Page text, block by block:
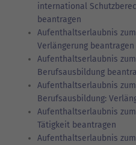
international
beantragen
Aufenthaltserlaubnis
Verlängerung beantragen
Aufenthaltserlaubnis
Berufsausbildung
Aufenthaltserlaubnis
Berufsausbildung:
Aufenthaltserlaubnis
Tätigkeit beantragen
Aufenthaltserlaubnis